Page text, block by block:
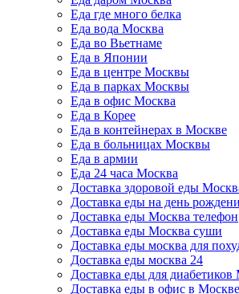
Еда где много белка
Еда вода Москва
Еда во Вьетнаме
Еда в Японии
Еда в центре Москвы
Еда в парках Москвы
Еда в офис Москва
Еда в Корее
Еда в контейнерах в Москве
Еда в больницах Москвы
Еда в армии
Еда 24 часа Москва
Доставка здоровой еды
Доставка еды на день
Доставка еды Москва телефон
Доставка еды Москва суши
Доставка еды москва для
Доставка еды москва 24
Доставка еды для диабетиков
Доставка еды в офис в Москве